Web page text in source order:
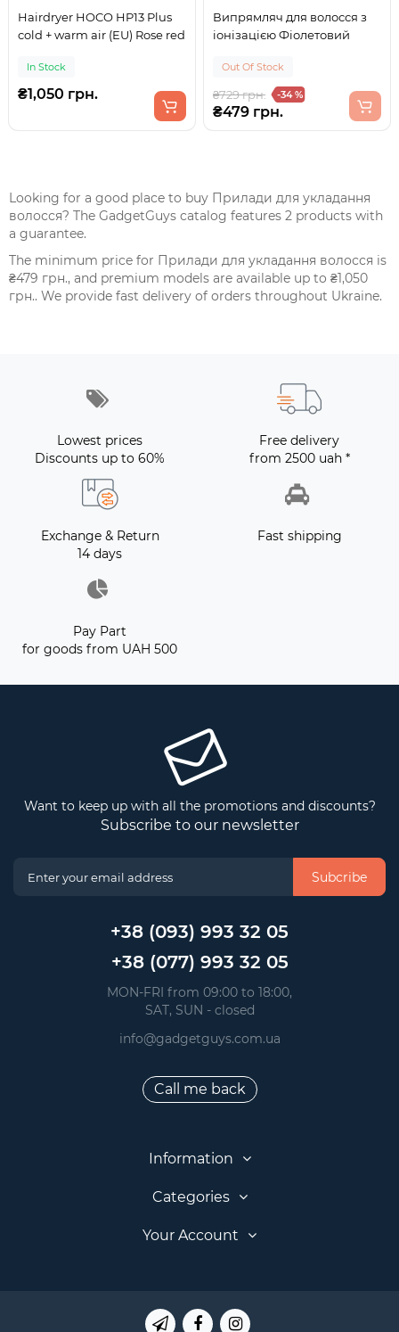
Hairdryer HOCO HP13 Plus
cold + warm air (EU) Rose red
In Stock
₴1,050 грн.
Випрямляч для волосся з
іонізацією Фіолетовий
Out Of Stock
₴729 грн. -34 %
₴479 грн.
Looking for a good place to buy Прилади для укладання
волосся? The GadgetGuys catalog features 2 products with
a guarantee.
The minimum price for Прилади для укладання волосся is
₴479 грн., and premium models are available up to ₴1,050
грн.. We provide fast delivery of orders throughout Ukraine.
Lowest prices
Discounts up to 60%
Free delivery
from 2500 uah *
Exchange & Return
14 days
Fast shipping
Pay Part
for goods from UAH 500
Want to keep up with all the promotions and discounts?
Subscribe to our newsletter
Subcribe
+38 (093) 993 32 05
+38 (077) 993 32 05
MON-FRI from 09:00 to 18:00,
SAT, SUN - closed
info@gadgetguys.com.ua
Call me back
Information
Categories
Your Account